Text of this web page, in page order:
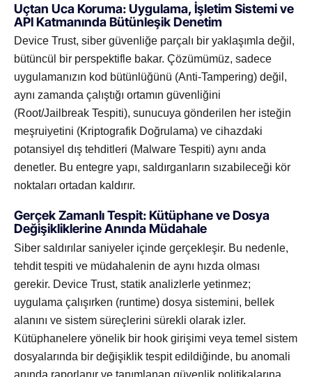
Uçtan Uca Koruma: Uygulama, İşletim Sistemi ve
API Katmanında Bütünleşik Denetim
Device Trust, siber güvenliğe parçalı bir yaklaşımla değil,
bütüncül bir perspektifle bakar. Çözümümüz, sadece
uygulamanızın kod bütünlüğünü (Anti-Tampering) değil,
aynı zamanda çalıştığı ortamın güvenliğini
(Root/Jailbreak Tespiti), sunucuya gönderilen her isteğin
meşruiyetini (Kriptografik Doğrulama) ve cihazdaki
potansiyel dış tehditleri (Malware Tespiti) aynı anda
denetler. Bu entegre yapı, saldırganların sızabileceği kör
noktaları ortadan kaldırır.
Gerçek Zamanlı Tespit: Kütüphane ve Dosya
Değişikliklerine Anında Müdahale
Siber saldırılar saniyeler içinde gerçekleşir. Bu nedenle,
tehdit tespiti ve müdahalenin de aynı hızda olması
gerekir. Device Trust, statik analizlerle yetinmez;
uygulama çalışırken (runtime) dosya sistemini, bellek
alanını ve sistem süreçlerini sürekli olarak izler.
Kütüphanelere yönelik bir hook girişimi veya temel sistem
dosyalarında bir değişiklik tespit edildiğinde, bu anomali
anında raporlanır ve tanımlanan güvenlik politikalarına